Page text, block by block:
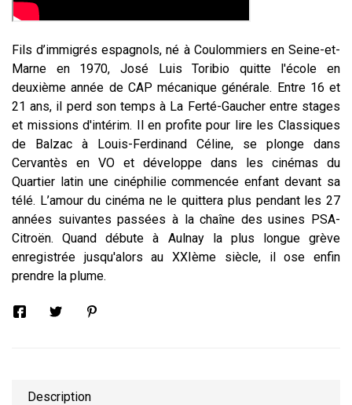
Fils d’immigrés espagnols, né à Coulommiers en Seine-et-
Marne en 1970, José Luis Toribio quitte l'école en
deuxième année de CAP mécanique générale. Entre 16 et
21 ans, il perd son temps à La Ferté-Gaucher entre stages
et missions d'intérim. Il en profite pour lire les Classiques
de Balzac à Louis-Ferdinand Céline, se plonge dans
Cervantès en VO et développe dans les cinémas du
Quartier latin une cinéphilie commencée enfant devant sa
télé. L’amour du cinéma ne le quittera plus pendant les 27
années suivantes passées à la chaîne des usines PSA-
Citroën. Quand débute à Aulnay la plus longue grève
enregistrée jusqu'alors au XXIème siècle, il ose enfin
prendre la plume.
Description